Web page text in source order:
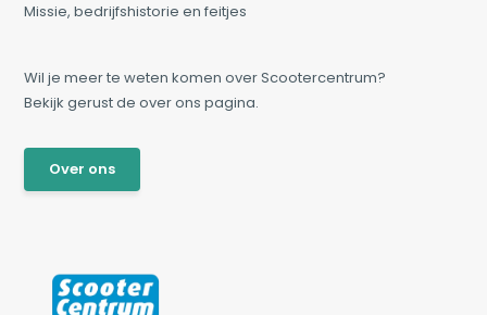
Missie, bedrijfshistorie en feitjes
Wil je meer te weten komen over Scootercentrum?
Bekijk gerust de over ons pagina.
Over ons